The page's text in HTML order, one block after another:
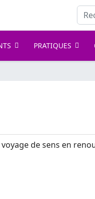
PRATIQUES
de sens en